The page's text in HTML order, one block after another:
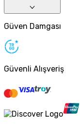
Güven Damgası
Güvenli Alışveriş